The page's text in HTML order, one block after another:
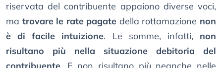
riservata del contribuente appaiono diverse voci,
ma trovare le rate pagate della rottamazione non
è di facile intuizione. Le somme, infatti, non
risultano più nella situazione debitoria del